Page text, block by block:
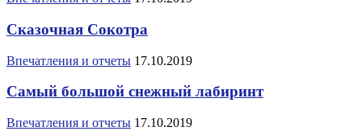
Сказочная Сокотра
Впечатления и отчеты 17.10.2019
Самый большой снежный лабиринт
Впечатления и отчеты 17.10.2019